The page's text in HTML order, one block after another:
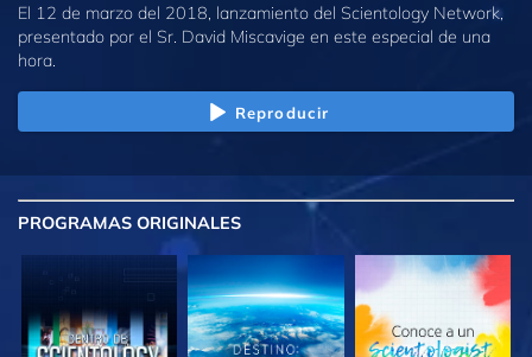
El 12 de marzo del 2018, lanzamiento del Scientology Network,
presentado por el Sr. David Miscavige en este especial de una
hora.
Reproducir
PROGRAMAS ORIGINALES